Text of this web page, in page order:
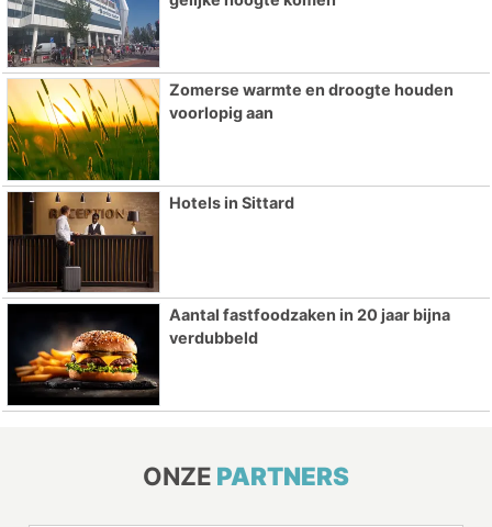
Zomerse warmte en droogte houden
voorlopig aan
Hotels in Sittard
Aantal fastfoodzaken in 20 jaar bijna
verdubbeld
ONZE PARTNERS